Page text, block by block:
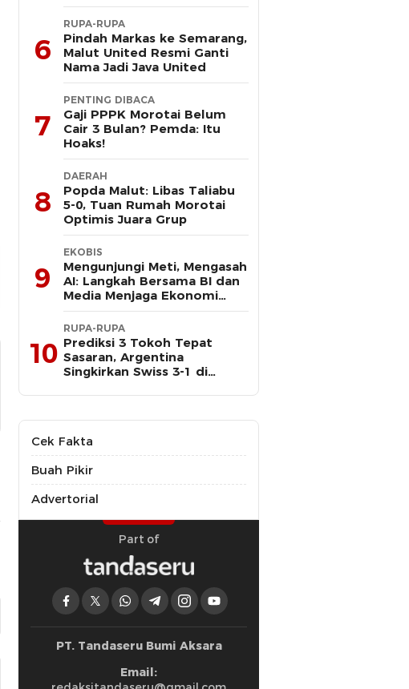
6
RUPA-RUPA
Pindah Markas ke Semarang,
Malut United Resmi Ganti
Nama Jadi Java United
7
PENTING DIBACA
Gaji PPPK Morotai Belum
Cair 3 Bulan? Pemda: Itu
Hoaks!
8
DAERAH
Popda Malut: Libas Taliabu
5-0, Tuan Rumah Morotai
Optimis Juara Grup
9
EKOBIS
Mengunjungi Meti, Mengasah
AI: Langkah Bersama BI dan
Media Menjaga Ekonomi
Maluku Utara
10
RUPA-RUPA
Prediksi 3 Tokoh Tepat
Sasaran, Argentina
Singkirkan Swiss 3-1 di
Cek Fakta
Buah Pikir
Advertorial
Part of
PT. Tandaseru Bumi Aksara
Email: